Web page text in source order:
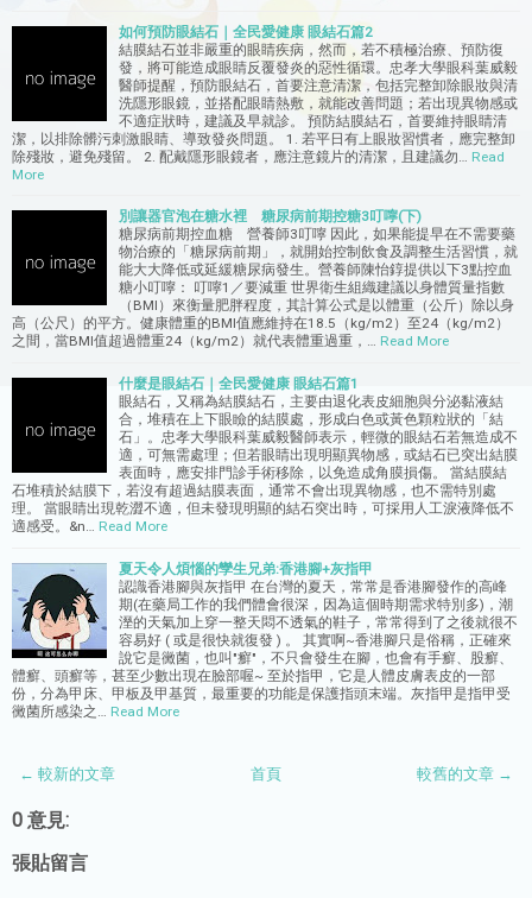
如何預防眼結石｜全民愛健康 眼結石篇2
結膜結石並非嚴重的眼睛疾病，然而，若不積極治療、預防復
發，將可能造成眼睛反覆發炎的惡性循環。忠孝大學眼科葉威毅
醫師提醒，預防眼結石，首要注意清潔，包括完整卸除眼妝與清
洗隱形眼鏡，並搭配眼睛熱敷，就能改善問題；若出現異物感或
不適症狀時，建議及早就診。 預防結膜結石，首要維持眼睛清
潔，以排除髒污刺激眼睛、導致發炎問題。 1. 若平日有上眼妝習慣者，應完整卸
除殘妝，避免殘留。 2. 配戴隱形眼鏡者，應注意鏡片的清潔，且建議勿…
Read
More
別讓器官泡在糖水裡 糖尿病前期控糖3叮嚀(下)
糖尿病前期控血糖 營養師3叮嚀 因此，如果能提早在不需要藥
物治療的「糖尿病前期」，就開始控制飲食及調整生活習慣，就
能大大降低或延緩糖尿病發生。營養師陳怡錞提供以下3點控血
糖小叮嚀： 叮嚀1／要減重 世界衛生組織建議以身體質量指數
（BMI）來衡量肥胖程度，其計算公式是以體重（公斤）除以身
高（公尺）的平方。健康體重的BMI值應維持在18.5（kg/m2）至24（kg/m2）
之間，當BMI值超過體重24（kg/m2）就代表體重過重，…
Read More
什麼是眼結石｜全民愛健康 眼結石篇1
眼結石，又稱為結膜結石，主要由退化表皮細胞與分泌黏液結
合，堆積在上下眼瞼的結膜處，形成白色或黃色顆粒狀的「結
石」。忠孝大學眼科葉威毅醫師表示，輕微的眼結石若無造成不
適，可無需處理；但若眼睛出現明顯異物感，或結石已突出結膜
表面時，應安排門診手術移除，以免造成角膜損傷。 當結膜結
石堆積於結膜下，若沒有超過結膜表面，通常不會出現異物感，也不需特別處
理。 當眼睛出現乾澀不適，但未發現明顯的結石突出時，可採用人工淚液降低不
適感受。&n…
Read More
夏天令人煩惱的孿生兄弟:香港腳+灰指甲
認識香港腳與灰指甲 在台灣的夏天，常常是香港腳發作的高峰
期(在藥局工作的我們體會很深，因為這個時期需求特別多)，潮
溼的天氣加上穿一整天悶不透氣的鞋子，常常得到了之後就很不
容易好 ( 或是很快就復發 ) 。 其實啊~香港腳只是俗稱，正確來
說它是黴菌，也叫"癬"，不只會發生在腳，也會有手癬、股癬、
體癬、頭癬等，甚至少數出現在臉部喔~ 至於指甲，它是人體皮膚表皮的一部
份，分為甲床、甲板及甲基質，最重要的功能是保護指頭末端。灰指甲是指甲受
黴菌所感染之…
Read More
← 較新的文章 較舊的文章 →
首頁
0 意見:
張貼留言